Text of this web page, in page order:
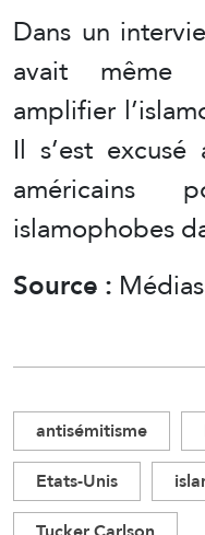
Dans un
avait même
amplifier
Il s’est
américains
islamophobes
Source : Médias
antisémitisme
Etats-Unis